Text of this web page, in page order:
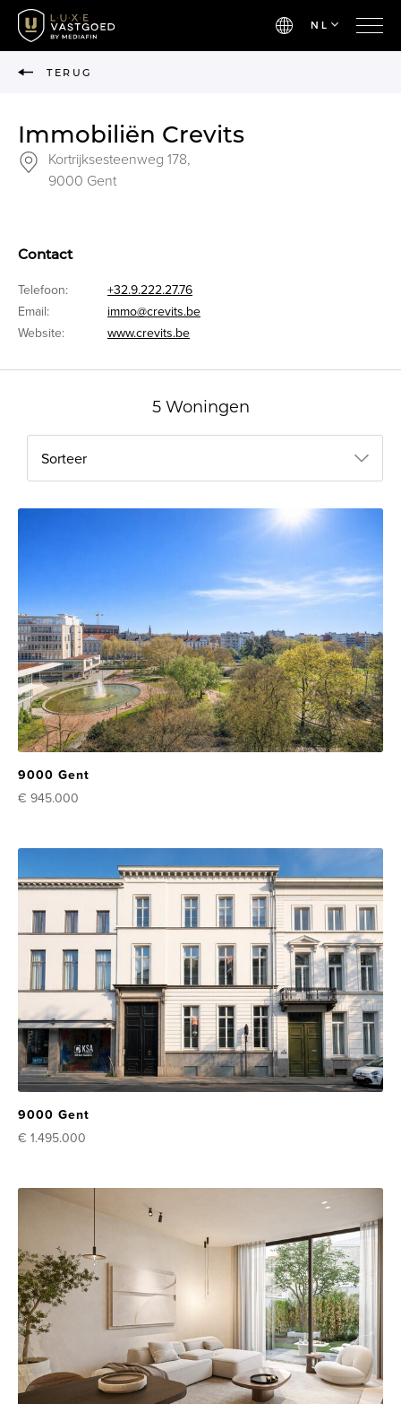
NL
TERUG
Immobiliën Crevits
Kortrijksesteenweg 178,
9000 Gent
Contact
Telefoon:
+32.9.222.27.76
Email:
immo@crevits.be
Website:
www.crevits.be
5 Woningen
Sorteer
9000 Gent
€ 945.000
9000 Gent
€ 1.495.000